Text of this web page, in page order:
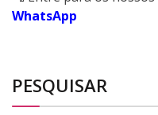
WhatsApp
PESQUISAR